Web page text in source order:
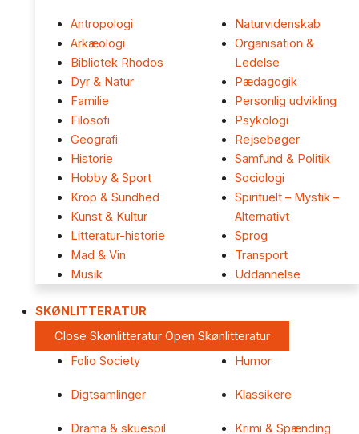
Antropologi
Arkæologi
Bibliotek Rhodos
Dyr & Natur
Familie
Filosofi
Geografi
Historie
Hobby & Sport
Krop & Sundhed
Kunst & Kultur
Litteratur-historie
Mad & Vin
Musik
Naturvidenskab
Organisation &
Ledelse
Pædagogik
Personlig udvikling
Psykologi
Rejsebøger
Samfund & Politik
Sociologi
Spirituelt – Mystik –
Alternativt
Sprog
Transport
Uddannelse
SKØNLITTERATUR
Close Skønlitteratur Open Skønlitteratur
Folio Society
Digtsamlinger
Drama & skuespil
Humor
Klassikere
Krimi & Spænding